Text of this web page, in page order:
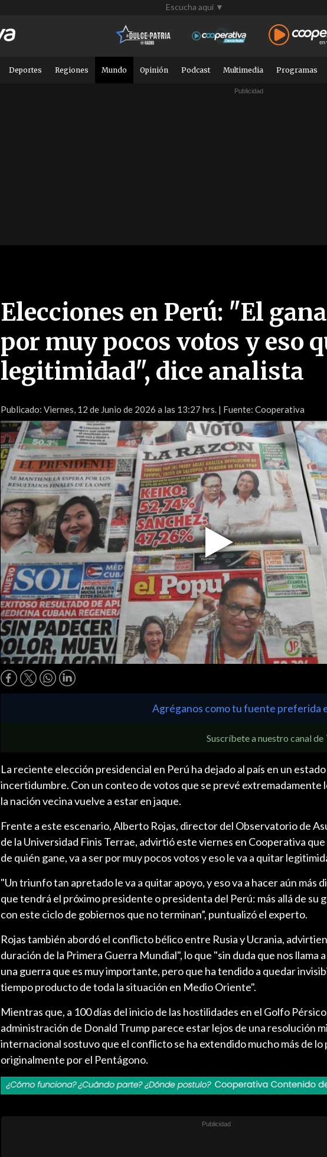
Escucha aquí ▼
Deportes Regiones Mundo Opinión Podcast Multimedia Programas
Elecciones en Perú: "El
por muy pocos votos y eso
legitimidad", dice analista
Publicado: Viernes, 12 de Junio de 2026 a las 13:27 hrs. | Fuente: Cooperativa
Play
Video
Agréganos como tu fuente preferida
Suscríbete a nuestro canal de
La reciente elección presidencial en Perú ha dejado al país en un
incertidumbre. Con un conteo de votos que se prevé extremadamente
la nación vecina vuelve a estar en jaque.
Frente a este escenario, Alberto Rojas, director del Observatorio de
de la Universidad Finis Terrae, advirtió este viernes en Cooperativa
de quién gane, va a ser por muy pocos votos y eso le va a quitar
"Un triunfo tan apretado le va a quitar apoyo, y eso va a hacer aún más
que tendrá el próximo presidente o presidenta del Perú: más allá de su
con este ciclo de gobiernos que no terminan”, puntualizó el experto.
Rojas también abordó el conflicto bélico entre Rusia y Ucrania,
duración de la Primera Guerra Mundial", lo que "sin duda que nos llama
una guerra que es muy importante, pero que ha tendido a quedar
tiempo producto de toda la situación en Medio Oriente".
Mientras que, a 100 días del inicio de las hostilidades en el Golfo
administración de Donald Trump parece estar lejos de una resolución
internacional sostuvo que el conflicto se ha extendido mucho más de lo
originalmente por el Pentágono.